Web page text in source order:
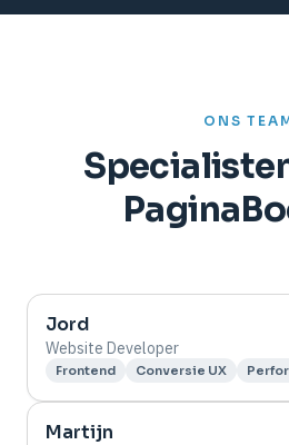
ONS
Jord
Website Developer
Frontend Conversie UX
Martijn